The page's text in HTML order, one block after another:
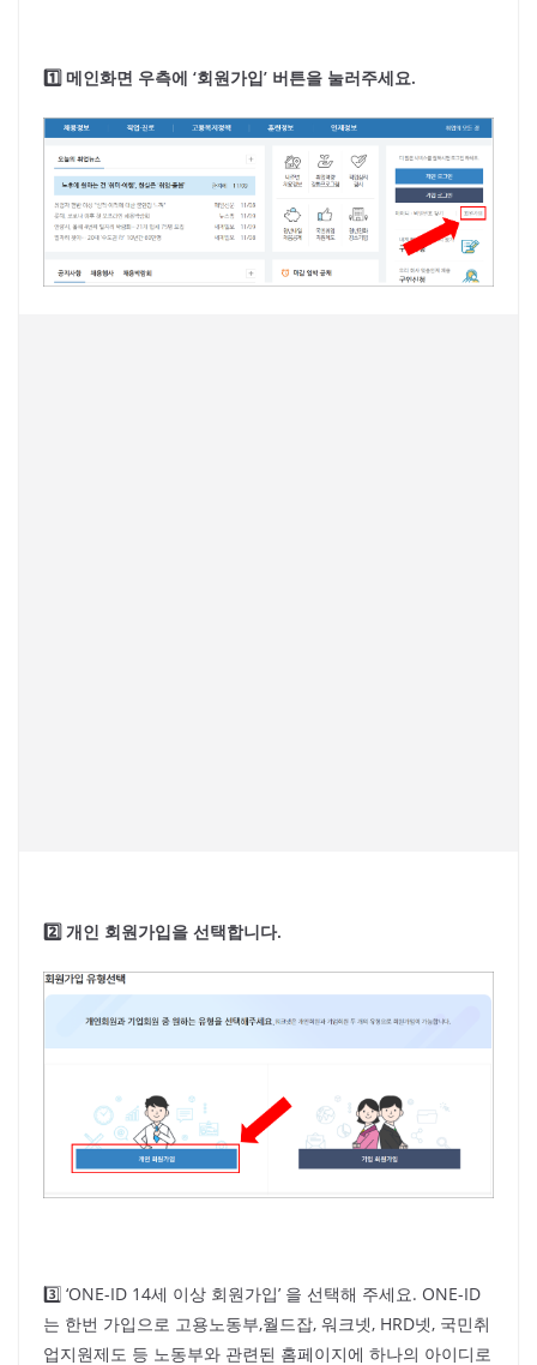
1️⃣ 메인화면 우측에 ‘회원가입’ 버튼을 눌러주세요.
2️⃣ 개인 회원가입을 선택합니다.
3️⃣ ‘ONE-ID 14세 이상 회원가입’ 을 선택해 주세요. ONE-ID
는 한번 가입으로 고용노동부,월드잡, 워크넷, HRD넷, 국민취
업지원제도 등 노동부와 관련된 홈페이지에 하나의 아이디로